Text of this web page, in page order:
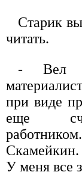
Старик
читать.
- Вел
при виде
еще
У меня все